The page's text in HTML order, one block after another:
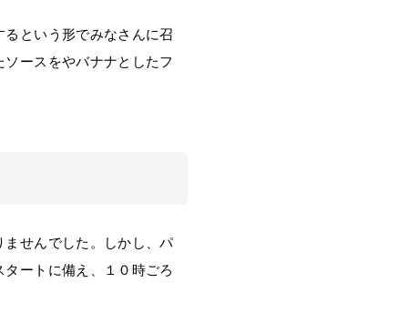
という形でみなさんに召
ースをやバナナとしたフ
せんでした。しかし、パ
ートに備え、１０時ごろ